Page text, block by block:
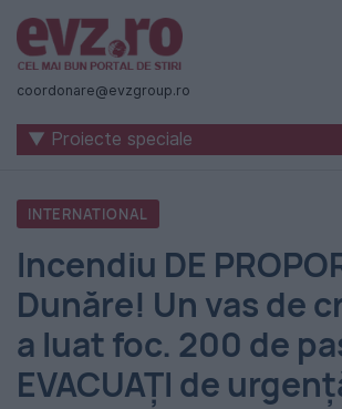
Știri
naționale
internaționale
România
Evenimentul
Zilei
coordonare@evzgroup.ro
▼ Proiecte speciale
INTERNATIONAL
Incendiu DE
Dunăre! Un vas de
a luat foc. 200 de
EVACUAȚI de